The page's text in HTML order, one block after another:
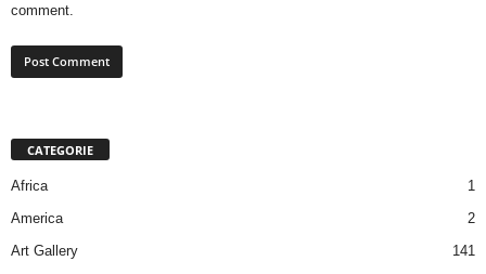
comment.
CATEGORIE
Africa
1
America
2
Art Gallery
141